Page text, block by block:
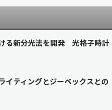
る新分光法を開発 光格子時計
イティングとジーベックスとの